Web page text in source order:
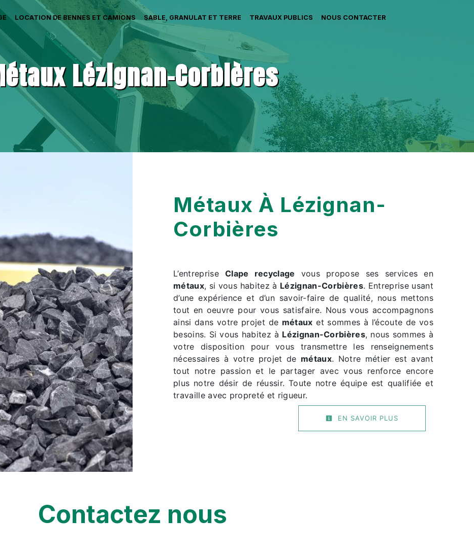
LOCATION DE BENNES ET CAMIONS SABLE, GRANULAT ET TERRE TRAVAUX PUBLICS NOUS CONTACTER
Lézignan-Corbières
Métaux À Lézignan-
Corbières
L’entreprise Clape recyclage vous propose ses services en
métaux, si vous habitez à Lézignan-Corbières. Entreprise usant
d’une expérience et d’un savoir-faire de qualité, nous mettons
tout en oeuvre pour vous satisfaire. Nous vous accompagnons
ainsi dans votre projet de métaux et sommes à l’écoute de vos
besoins. Si vous habitez à Lézignan-Corbières, nous sommes à
votre disposition pour vous transmettre les renseignements
nécessaires à votre projet de métaux. Notre métier est avant
tout notre passion et le partager avec vous renforce encore
plus notre désir de réussir. Toute notre équipe est qualifiée et
travaille avec propreté et rigueur.
EN SAVOIR PLUS
Contactez nous